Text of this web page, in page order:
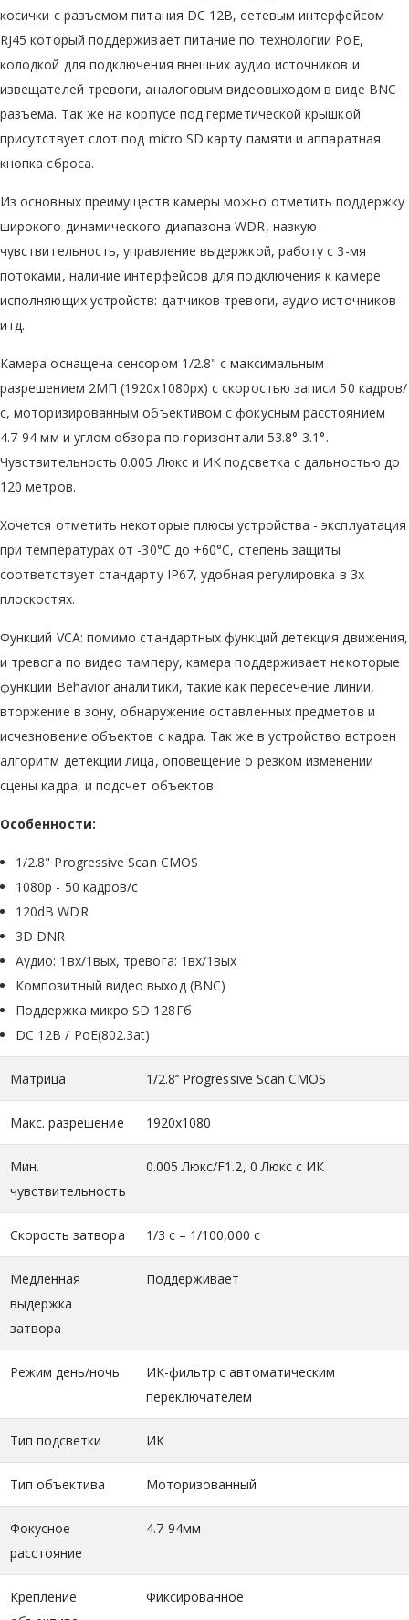
косички с разъемом питания DC 12В, сетевым интерфейсом
RJ45 который поддерживает питание по технологии PoE,
колодкой для подключения внешних аудио источников и
извещателей тревоги, аналоговым видеовыходом в виде BNC
разъема. Так же на корпусе под герметической крышкой
присутствует слот под micro SD карту памяти и аппаратная
кнопка сброса.
Из основных преимуществ камеры можно отметить поддержку
широкого динамического диапазона WDR, назкую
чувствительность, управление выдержкой, работу с 3-мя
потоками, наличие интерфейсов для подключения к камере
исполняющих устройств: датчиков тревоги, аудио источников
итд.
Камера оснащена сенсором 1/2.8" с максимальным
разрешением 2МП (1920x1080px) с скоростью записи 50 кадров/
с, моторизированным объективом с фокусным расстоянием
4.7-94 мм и углом обзора по горизонтали 53.8°-3.1°.
Чувствительность 0.005 Люкс и ИК подсветка с дальностью до
120 метров.
Хочется отметить некоторые плюсы устройства - эксплуатация
при температурах от -30°C до +60°C, степень защиты
соответствует стандарту IP67, удобная регулировка в 3х
плоскостях.
Функций VCA: помимо стандартных функций детекция движения,
и тревога по видео тамперу, камера поддерживает некоторые
функции Behavior аналитики, такие как пересечение линии,
вторжение в зону, обнаружение оставленных предметов и
исчезновение объектов с кадра. Так же в устройство встроен
алгоритм детекции лица, оповещение о резком изменении
сцены кадра, и подсчет объектов.
Особенности:
1/2.8" Progressive Scan CMOS
1080p - 50 кадров/с
120dB WDR
3D DNR
Аудио: 1вх/1вых, тревога: 1вх/1вых
Композитный видео выход (BNC)
Поддержка микро SD 128Гб
DC 12В / PoE(802.3at)
Матрица 1/2.8’’ Progressive Scan CMOS
Макс. разрешение 1920x1080
Мин.
чувствительность
0.005 Люкс/F1.2, 0 Люкс с ИК
Скорость затвора 1/3 с – 1/100,000 с
Медленная
выдержка
затвора
Поддерживает
Режим день/ночь
ИК-фильтр с автоматическим
переключателем
Тип подсветки ИК
Тип объектива Моторизованный
Фокусное
расстояние
4.7-94мм
Крепление
Фиксированное